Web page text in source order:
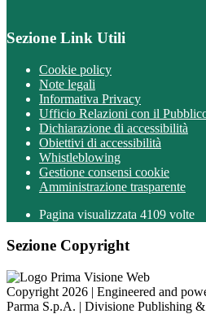
Sezione Link Utili
Cookie policy
Note legali
Informativa Privacy
Ufficio Relazioni con il
Dichiarazione di accessibilità
Obiettivi di accessibilità
Whistleblowing
Gestione consensi cookie
Amministrazione trasparente
Pagina visualizzata 4109 volte
Sezione Copyright
Copyright 2026 | Engineered and
Parma S.p.A. | Divisione Publishing